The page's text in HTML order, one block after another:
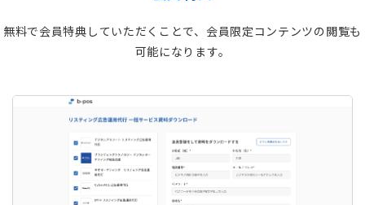
無料で会員特典していただくことで、会員限定コンテンツの閲覧も
可能になります。